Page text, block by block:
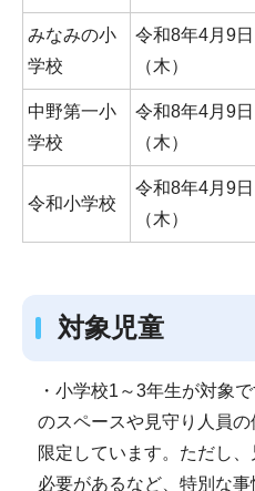
みなみの小
学校
令和8年4月9日
（木）
中野第一小
学校
令和8年4月9日
（木）
令和小学校
令和8年4月9日
（木）
対象児童
・小学校1～3年生が対象
のスペースや見守り人員
限定しています。ただし
必要があるなど、特別な